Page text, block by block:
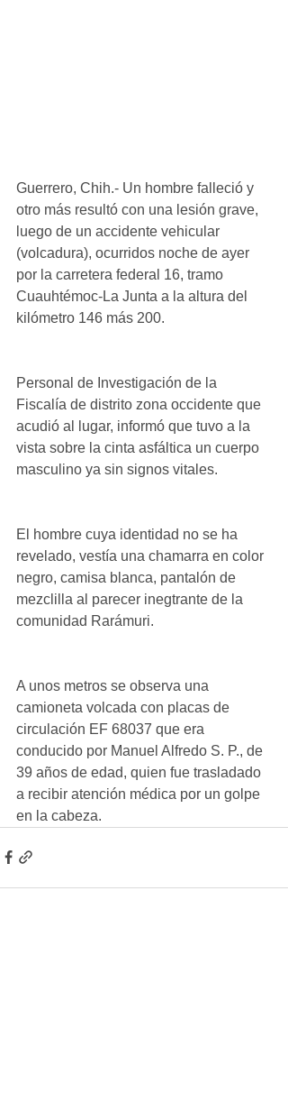
Guerrero, Chih.- Un hombre falleció y
otro más resultó con una lesión grave,
luego de un accidente vehicular
(volcadura), ocurridos noche de ayer
por la carretera federal 16, tramo
Cuauhtémoc-La Junta a la altura del
kilómetro 146 más 200.
Personal de Investigación de la
Fiscalía de distrito zona occidente que
acudió al lugar, informó que tuvo a la
vista sobre la cinta asfáltica un cuerpo
masculino ya sin signos vitales.
El hombre cuya identidad no se ha
revelado, vestía una chamarra en color
negro, camisa blanca, pantalón de
mezclilla al parecer inegtrante de la
comunidad Rarámuri.
A unos metros se observa una
camioneta volcada con placas de
circulación EF 68037 que era
conducido por Manuel Alfredo S. P., de
39 años de edad, quien fue trasladado
a recibir atención médica por un golpe
en la cabeza.